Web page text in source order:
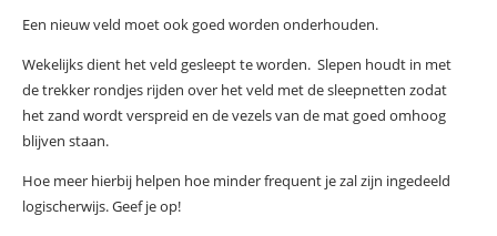
Een nieuw veld moet ook goed worden onderhouden.
Wekelijks dient het veld gesleept te worden. Slepen houdt in met
de trekker rondjes rijden over het veld met de sleepnetten zodat
het zand wordt verspreid en de vezels van de mat goed omhoog
blijven staan.
Hoe meer hierbij helpen hoe minder frequent je zal zijn ingedeeld
logischerwijs. Geef je op!